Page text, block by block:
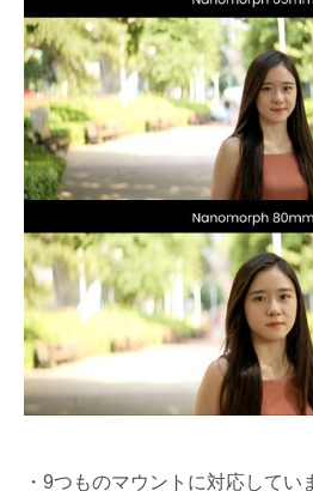
・9つものマウントに対応してい